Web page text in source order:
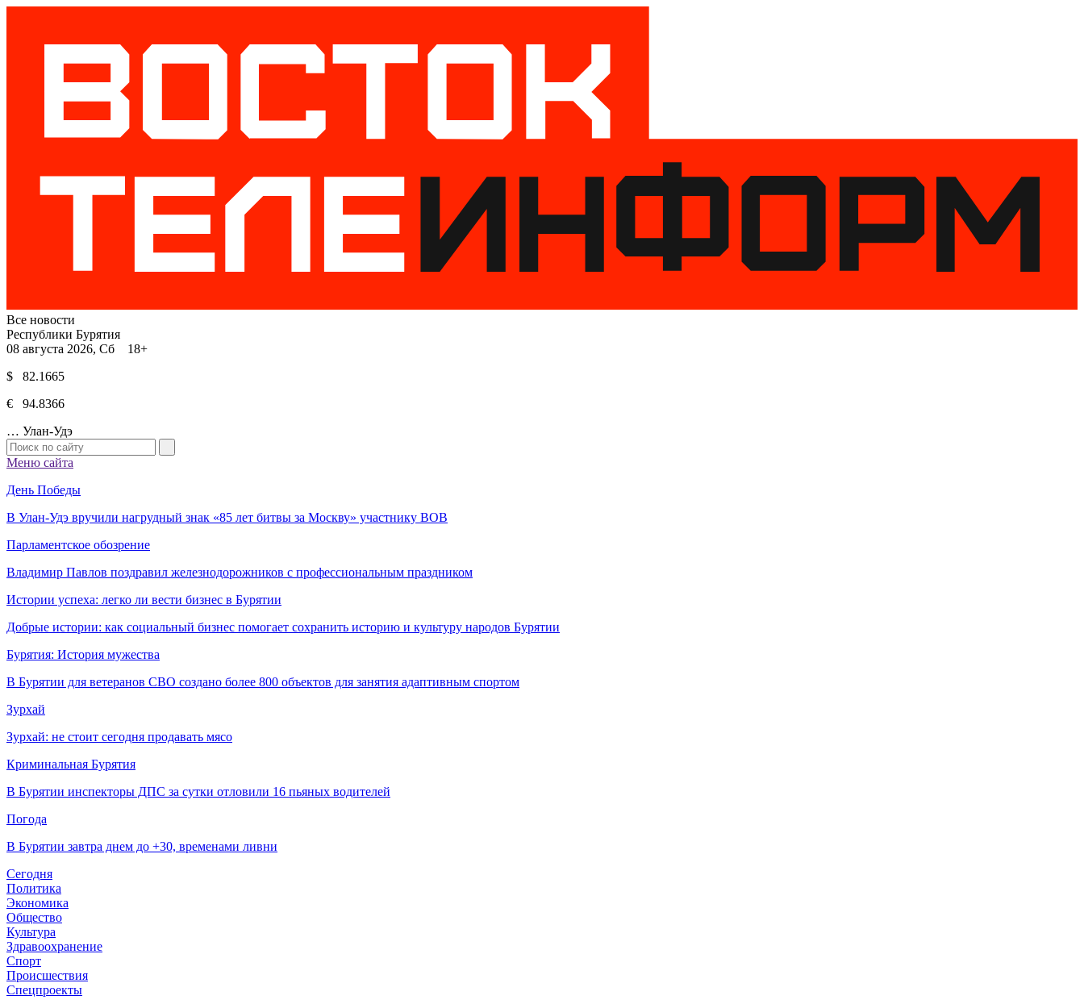
Все новости
Республики Бурятия
08 августа 2026, Сб 18+
$ 82.1665
€ 94.8366
… Улан-Удэ
Меню сайта
День Победы
В Улан-Удэ вручили нагрудный знак «85 лет битвы за Москву» участнику ВОВ
Парламентское обозрение
Владимир Павлов поздравил железнодорожников с профессиональным праздником
Истории успеха: легко ли вести бизнес в Бурятии
Добрые истории: как социальный бизнес помогает сохранить историю и культуру народов Бурятии
Бурятия: История мужества
В Бурятии для ветеранов СВО создано более 800 объектов для занятия адаптивным спортом
Зурхай
Зурхай: не стоит сегодня продавать мясо
Криминальная Бурятия
В Бурятии инспекторы ДПС за сутки отловили 16 пьяных водителей
Погода
В Бурятии завтра днем до +30, временами ливни
Сегодня
Политика
Экономика
Общество
Культура
Здравоохранение
Спорт
Происшествия
Спецпроекты